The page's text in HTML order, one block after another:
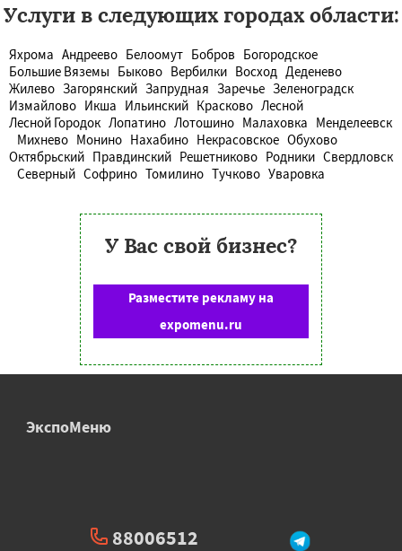
Услуги в следующих городах области:
Яхрома Андреево Белоомут Бобров Богородское
Большие Вяземы Быково Вербилки Восход Деденево
Жилево Загорянский Запрудная Заречье Зеленоградск
Измайлово Икша Ильинский Красково Лесной
Лесной Городок Лопатино Лотошино Малаховка Менделеевск
Михнево Монино Нахабино Некрасовское Обухово
Октябрьский Правдинский Решетниково Родники Свердловск
Северный Софрино Томилино Тучково Уваровка
У Вас свой бизнес?
Разместите рекламу на
expomenu.ru
ЭкспоМеню
88006512